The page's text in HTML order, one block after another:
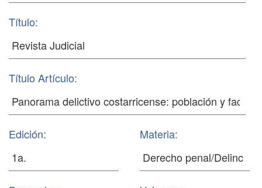
Título:
Título Artículo:
Edición: Materia: